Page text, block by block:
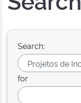
Search:
for